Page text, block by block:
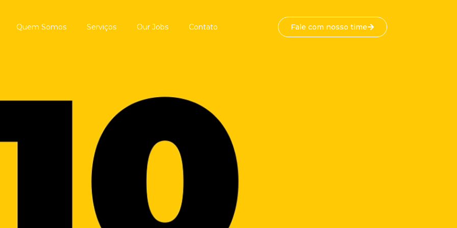
Quem Somos Serviços Our Jobs Contato Fale com nosso time